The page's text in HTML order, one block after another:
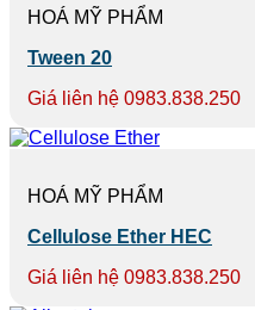
HOÁ MỸ PHẨM
Tween 20
Giá liên hệ 0983.838.250
HOÁ MỸ PHẨM
Cellulose Ether HEC
Giá liên hệ 0983.838.250